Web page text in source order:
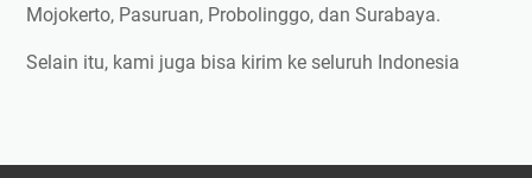
Mojokerto, Pasuruan, Probolinggo, dan Surabaya.
Selain itu, kami juga bisa kirim ke seluruh Indonesia